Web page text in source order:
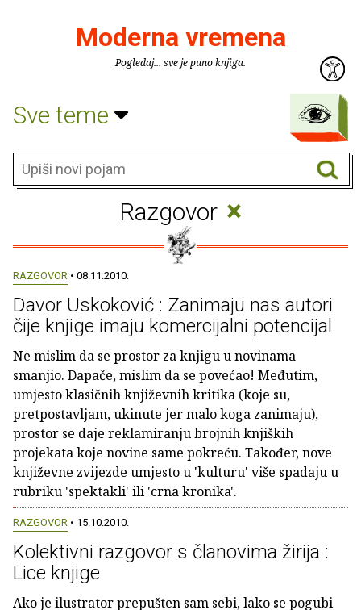
Moderna vremena
Pogledaj... sve je puno knjiga.
Sve teme
Razgovor ×
RAZGOVOR • 08.11.2010.
Davor Uskoković : Zanimaju nas autori
čije knjige imaju komercijalni potencijal
Ne mislim da se prostor za knjigu u novinama
smanjio. Dapače, mislim da se povećao! Međutim,
umjesto klasičnih književnih kritika (koje su,
pretpostavljam, ukinute jer malo koga zanimaju),
prostor se daje reklamiranju brojnih knjiških
projekata koje novine same pokreću. Također, nove
književne zvijezde umjesto u 'kulturu' više spadaju u
rubriku 'spektakli' ili 'crna kronika'.
RAZGOVOR • 15.10.2010.
Kolektivni razgovor s članovima žirija :
Lice knjige
Ako je ilustrator prepušten sam sebi, lako se pogubi